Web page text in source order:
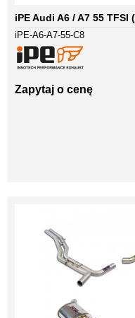
iPE Audi A6 / A7 55 TFSI
iPE-A6-A7-55-C8
Zapytaj o cenę